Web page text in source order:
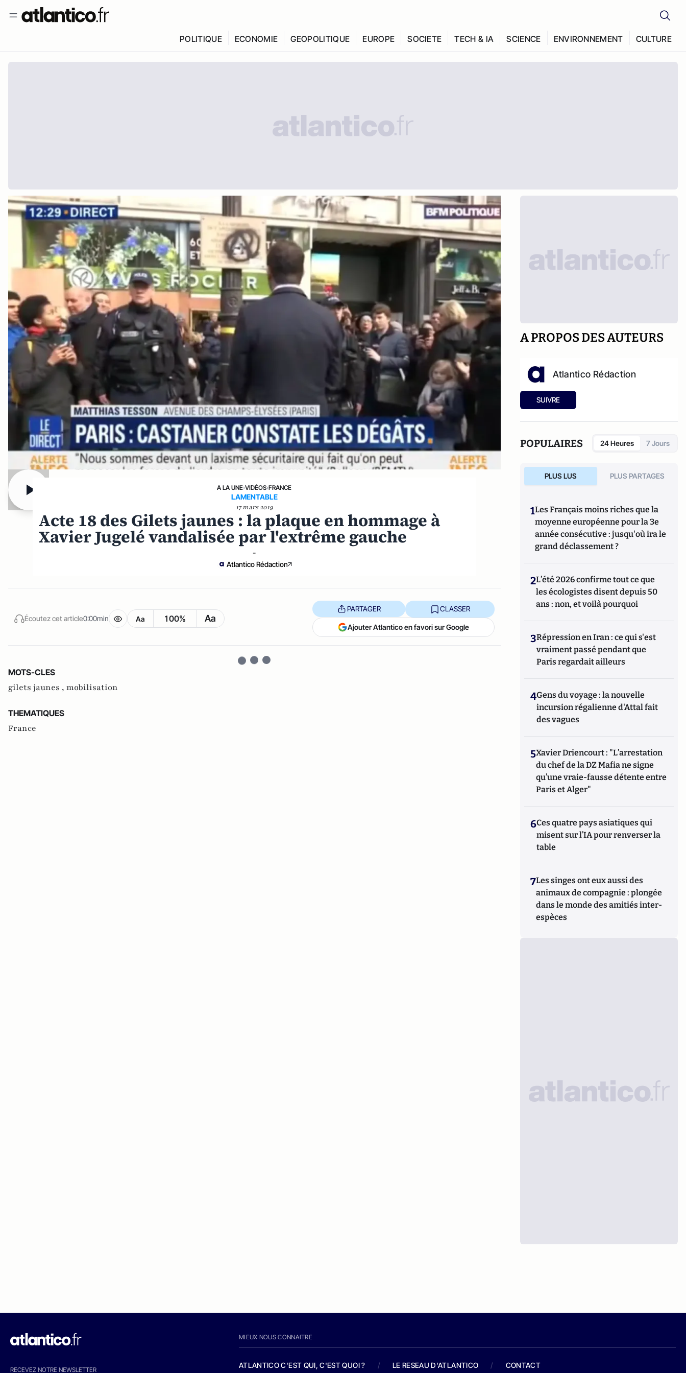
POLITIQUE ECONOMIE GEOPOLITIQUE EUROPE SOCIETE TECH & IA SCIENCE ENVIRONNEMENT CULTURE
A LA UNE›VIDÉOS›FRANCE
LAMENTABLE
17 mars 2019
Acte 18 des Gilets jaunes : la plaque en hommage à
Xavier Jugelé vandalisée par l'extrême gauche
-
Atlantico Rédaction
Écoutez cet article0:00min Aa 100% Aa
PARTAGER CLASSER
Ajouter Atlantico en favori sur Google
MOTS-CLES
gilets jaunes , mobilisation
THEMATIQUES
France
A PROPOS DES AUTEURS
Atlantico Rédaction
SUIVRE
POPULAIRES 24 Heures 7 Jours
PLUS LUS PLUS PARTAGES
1Les Français moins riches que la
moyenne européenne pour la 3e
année consécutive : jusqu'où ira le
grand déclassement ?
2L’été 2026 confirme tout ce que
les écologistes disent depuis 50
ans : non, et voilà pourquoi
3Répression en Iran : ce qui s'est
vraiment passé pendant que
Paris regardait ailleurs
4Gens du voyage : la nouvelle
incursion régalienne d'Attal fait
des vagues
5Xavier Driencourt : "L’arrestation
du chef de la DZ Mafia ne signe
qu’une vraie-fausse détente entre
Paris et Alger"
6Ces quatre pays asiatiques qui
misent sur l’IA pour renverser la
table
7Les singes ont eux aussi des
animaux de compagnie : plongée
dans le monde des amitiés inter-
espèces
RECEVEZ NOTRE NEWSLETTER
MIEUX NOUS CONNAITRE
ATLANTICO C'EST QUI, C'EST QUOI ? / LE RESEAU D'ATLANTICO / CONTACT